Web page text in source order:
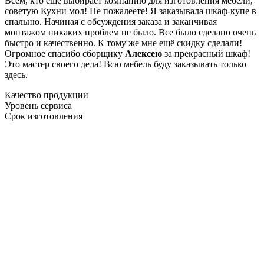
советую Кухни мол! Не пожалеете! Я заказывала шкаф-купе в
спальню. Начиная с обсуждения заказа и заканчивая
монтажом никаких проблем не было. Все было сделано очень
быстро и качественно. К тому же мне ещё скидку сделали!
Огромное спасибо сборщику Алексею за прекрасный шкаф!
Это мастер своего дела! Всю мебель буду заказывать только
здесь.
Качество продукции
Уровень сервиса
Срок изготовления